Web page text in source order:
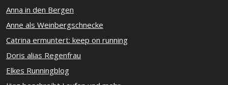
Anna in den Bergen
Anne als Weinbergschnecke
Catrina ermuntert: keep on running
Doris alias Regenfrau
Elkes Runningblog